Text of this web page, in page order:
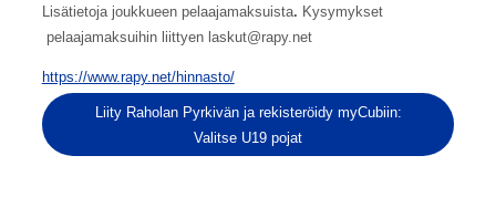
Lisätietoja joukkueen pelaajamaksuista. Kysymykset
pelaajamaksuihin liittyen laskut@rapy.net
https://www.rapy.net/hinnasto/
Liity Raholan Pyrkivän ja rekisteröidy myCubiin:
Valitse U19 pojat